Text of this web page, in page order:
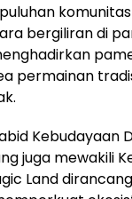
bergiliran di
permainan
Kebudayaan
juga mewakili
Land